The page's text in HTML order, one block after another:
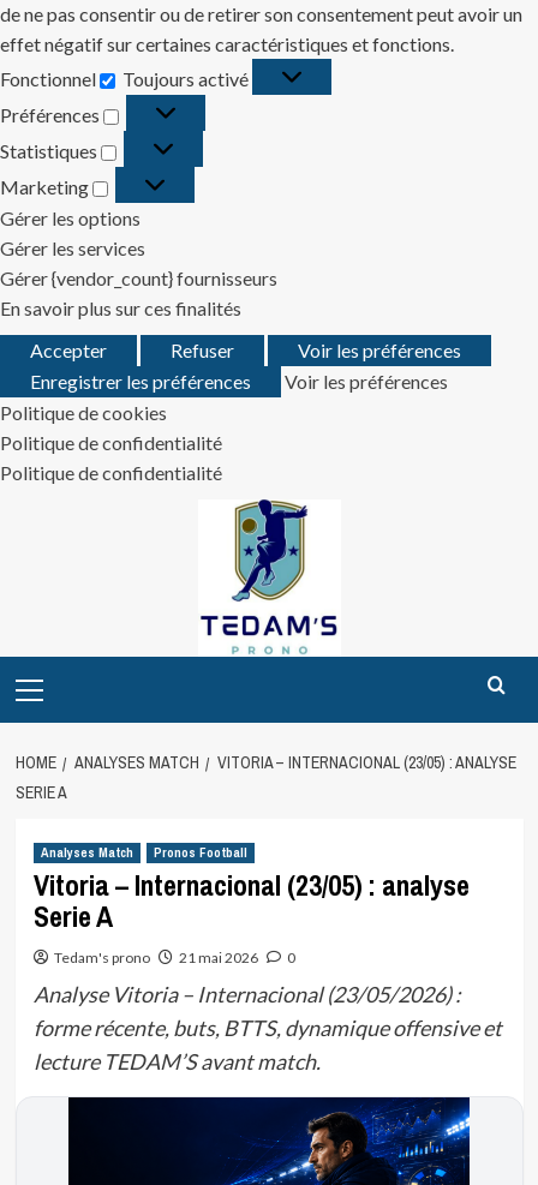
de ne pas consentir ou de retirer son consentement peut avoir un
effet négatif sur certaines caractéristiques et fonctions.
Fonctionnel
Fonctionnel
Toujours activé
Préférences
Préférences
Statistiques
Statistiques
Marketing
Marketing
Gérer les options
Gérer les services
Gérer {vendor_count} fournisseurs
En savoir plus sur ces finalités
Accepter
Refuser
Voir les préférences
Enregistrer les préférences
Voir les préférences
Politique de cookies
Politique de confidentialité
Politique de confidentialité
Menu
HOME ANALYSES MATCH
VITORIA – INTERNACIONAL (23/05) : ANALYSE
SERIE A
Analyses Match Pronos Football
Vitoria – Internacional (23/05) : analyse
Serie A
Tedam's prono 21 mai 2026 0
Analyse Vitoria – Internacional (23/05/2026) :
forme récente, buts, BTTS, dynamique offensive et
lecture TEDAM’S avant match.